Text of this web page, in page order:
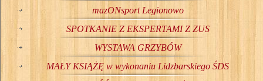
mazONsport Legionowo
SPOTKANIE Z EKSPERTAMI Z ZUS
WYSTAWA GRZYBÓW
MAŁY KSIĄŻĘ w wykonaniu Lidzbarskiego ŚDS